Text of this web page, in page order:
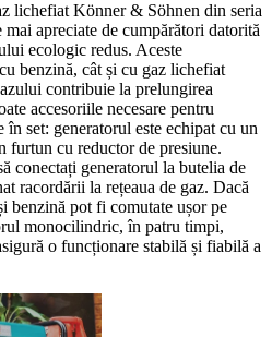
lichefiat Könner & Söhnen din seria
apreciate de cumpărători datorită
ecologic redus. Aceste
benzină, cât și cu gaz lichefiat
contribuie la prelungirea
accesoriile necesare pentru
set: generatorul este echipat cu un
furtun cu reductor de presiune.
conectați generatorul la butelia de
racordării la rețeaua de gaz. Dacă
benzină pot fi comutate ușor pe
monocilindric, în patru timpi,
o funcționare stabilă și fiabilă a